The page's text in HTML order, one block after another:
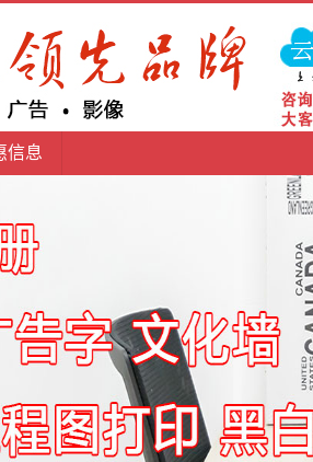
信息